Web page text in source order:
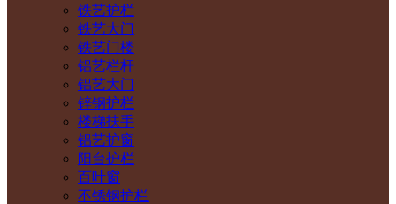
铁艺护栏
铁艺大门
铁艺门楼
铝艺栏杆
铝艺大门
锌钢护栏
楼梯扶手
铝艺护窗
阳台护栏
百叶窗
不锈钢护栏